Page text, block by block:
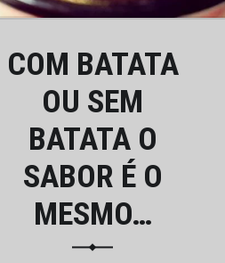
COM BATATA
OU SEM
BATATA O
SABOR É O
MESMO…